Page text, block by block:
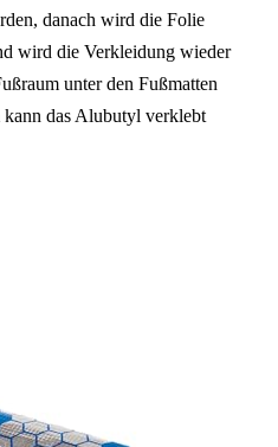
danach wird die Folie
wird die Verkleidung wieder
unter den Fußmatten
das Alubutyl verklebt